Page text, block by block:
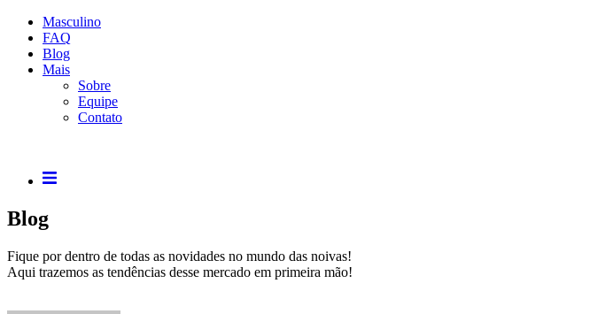
Masculino
FAQ
Blog
Mais
Sobre
Equipe
Contato
Blog
Fique por dentro de todas as novidades no mundo das noivas!
Aqui trazemos as tendências desse mercado em primeira mão!